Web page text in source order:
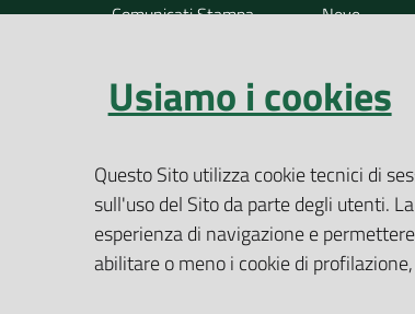
Comunicati Stampa
Neve
Pollini
Radioattività
Rumore
Siti
Suolo
Usiamo i cookies
Questo Sito utilizza cookie tecnici di
sull'uso del Sito da parte degli utenti.
esperienza di navigazione e
abilitare o meno i cookie di